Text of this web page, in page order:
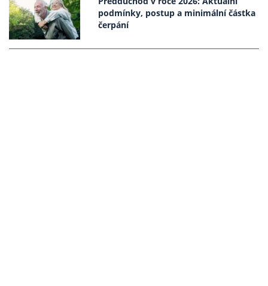
podmínky, postup a minimální částka
čerpání